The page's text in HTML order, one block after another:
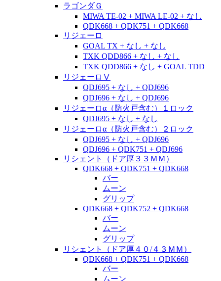
ラゴンダＧ
MIWA TE-02 + MIWA LE-02 + なし
QDK668 + QDK751 + QDK668
リジェーロ
GOAL TX + なし + なし
TXK QDD866 + なし + なし
TXK QDD866 + なし + GOAL TDD
リジェーロⅤ
QDJ695 + なし + QDJ696
QDJ696 + なし + QDJ696
リジェーロα（防火戸含む）１ロック
QDJ695 + なし + なし
リジェーロα（防火戸含む）２ロック
QDJ695 + なし + QDJ696
QDJ696 + QDK751 + QDJ696
リシェント（ドア厚３３ＭＭ）
QDK668 + QDK751 + QDK668
バー
ムーン
グリップ
QDK668 + QDK752 + QDK668
バー
ムーン
グリップ
リシェント（ドア厚４０/４３ＭＭ）
QDK668 + QDK751 + QDK668
バー
ムーン